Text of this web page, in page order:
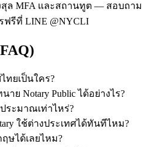
ล MFA และสถานทูต — สอบถาม
ฟรีที่ LINE @NYCLI
ทยเป็นใคร?
ย Notary Public ได้อย่างไร?
ประมาณเท่าไหร่?
ใช้ต่างประเทศได้ทันทีไหม?
ษได้เลยไหม?